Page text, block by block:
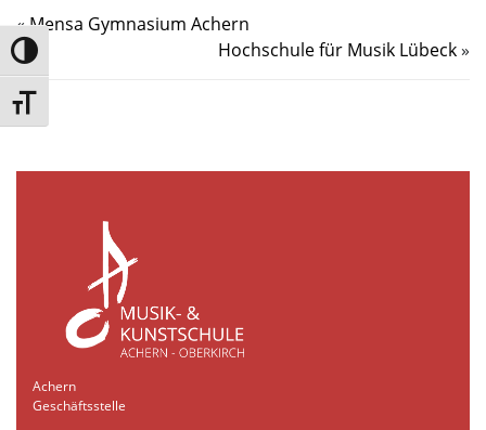
Umschalten auf hohe Kontraste
Schrift vergrößern
«Mensa Gymnasium Achern
Hochschule für Musik Lübeck»
Achern
Geschäftsstelle